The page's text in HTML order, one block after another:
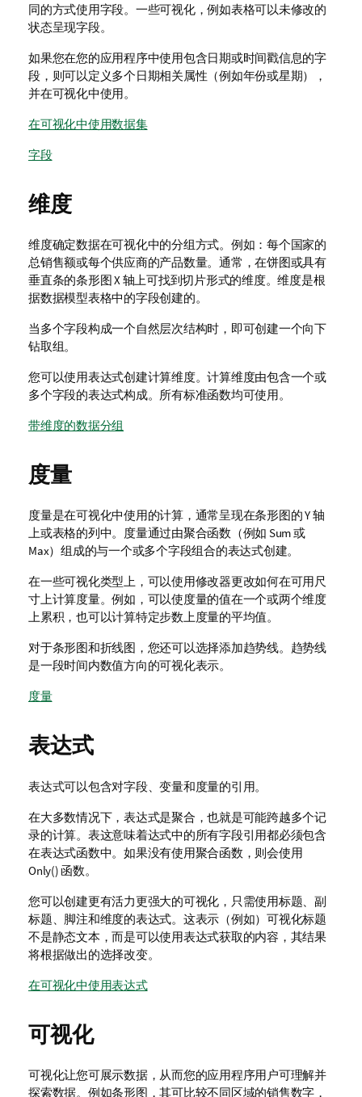
同的方式使用字段。一些可视化，例如表格可以未修改的
状态呈现字段。
如果您在您的应用程序中使用包含日期或时间戳信息的字
段，则可以定义多个日期相关属性（例如年份或星期），
并在可视化中使用。
在可视化中使用数据集
字段
维度
维度确定数据在可视化中的分组方式。例如：每个国家的
总销售额或每个供应商的产品数量。通常，在饼图或具有
垂直条的条形图 X 轴上可找到切片形式的维度。维度是根
据数据模型表格中的字段创建的。
当多个字段构成一个自然层次结构时，即可创建一个向下
钻取组。
您可以使用表达式创建计算维度。计算维度由包含一个或
多个字段的表达式构成。所有标准函数均可使用。
带维度的数据分组
度量
度量是在可视化中使用的计算，通常呈现在条形图的 Y 轴
上或表格的列中。度量通过由聚合函数（例如 Sum 或
Max）组成的与一个或多个字段组合的表达式创建。
在一些可视化类型上，可以使用修改器更改如何在可用尺
寸上计算度量。例如，可以使度量的值在一个或两个维度
上累积，也可以计算特定步数上度量的平均值。
对于条形图和折线图，您还可以选择添加趋势线。趋势线
是一段时间内数值方向的可视化表示。
度量
表达式
表达式可以包含对字段、变量和度量的引用。
在大多数情况下，表达式是聚合，也就是可能跨越多个记
录的计算。表这意味着达式中的所有字段引用都必须包含
在表达式函数中。如果没有使用聚合函数，则会使用
Only() 函数。
您可以创建更有活力更强大的可视化，只需使用标题、副
标题、脚注和维度的表达式。这表示（例如）可视化标题
不是静态文本，而是可以使用表达式获取的内容，其结果
将根据做出的选择改变。
在可视化中使用表达式
可视化
可视化让您可展示数据，从而您的应用程序用户可理解并
探索数据。例如条形图，其可比较不同区域的销售数字，